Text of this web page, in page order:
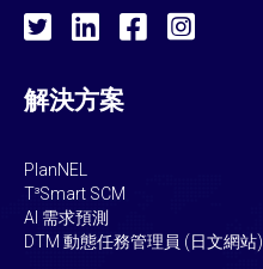
解決方案
PlanNEL
T³Smart SCM
AI 需求預測
DTM 動態任務管理員 (日文網站)